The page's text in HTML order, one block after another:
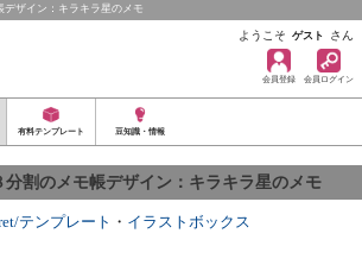
ザイン：キラキラ星のメモ
ようこそ ゲスト さん
会員登録 会員ログイン
有料テンプレート 豆知識・情報
割のメモ帳デザイン：キラキラ星のメモ
テンプレート ・ イラストボックス